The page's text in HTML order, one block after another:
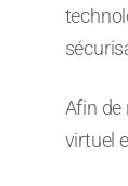
Afin de
virtuel